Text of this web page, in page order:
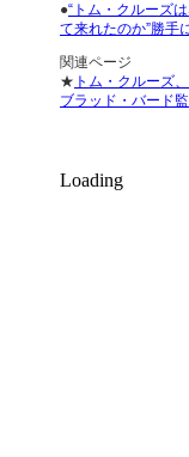
●“トム・クルーズ
て来れたのか”勝手
関連ページ
★ トム・クルーズ
ブラッド・バード
Loading